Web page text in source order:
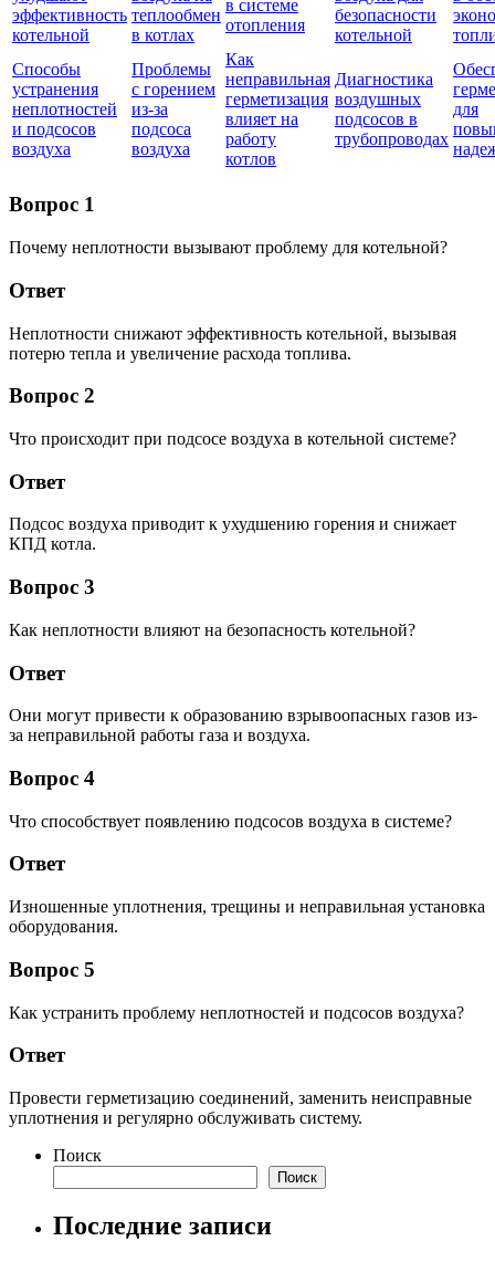
эффективность
котельной
теплообмен
в котлах
в системе
отопления
безопасности
котельной
Способы
устранения
неплотностей
и подсосов
воздуха
Проблемы
с горением
из-за
подсоса
воздуха
Как
неправильная
герметизация
влияет на
работу
котлов
Диагностика
воздушных
подсосов в
трубопроводах
для
Вопрос 1
Почему неплотности вызывают проблему для котельной?
Ответ
Неплотности снижают эффективность котельной, вызывая
потерю тепла и увеличение расхода топлива.
Вопрос 2
Что происходит при подсосе воздуха в котельной системе?
Ответ
Подсос воздуха приводит к ухудшению горения и снижает
КПД котла.
Вопрос 3
Как неплотности влияют на безопасность котельной?
Ответ
Они могут привести к образованию взрывоопасных газов из-
за неправильной работы газа и воздуха.
Вопрос 4
Что способствует появлению подсосов воздуха в системе?
Ответ
Изношенные уплотнения, трещины и неправильная установка
оборудования.
Вопрос 5
Как устранить проблему неплотностей и подсосов воздуха?
Ответ
Провести герметизацию соединений, заменить неисправные
уплотнения и регулярно обслуживать систему.
Поиск
Поиск
Последние записи